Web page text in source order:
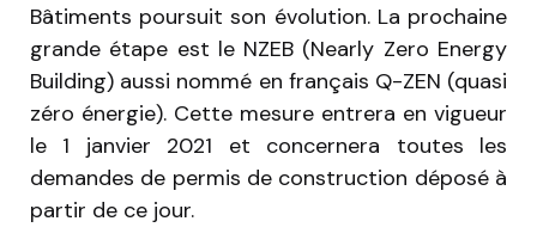
Bâtiments poursuit son évolution. La prochaine
grande étape est le NZEB (Nearly Zero Energy
Building) aussi nommé en français Q-ZEN (quasi
zéro énergie). Cette mesure entrera en vigueur
le 1 janvier 2021 et concernera toutes les
demandes de permis de construction déposé à
partir de ce jour.